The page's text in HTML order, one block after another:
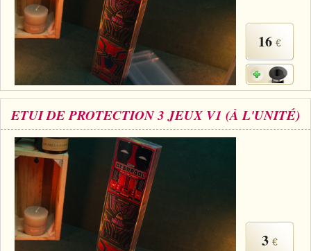
16 €
ETUI DE PROTECTION 3 JEUX V1 (À L'UNITÉ)
3 €